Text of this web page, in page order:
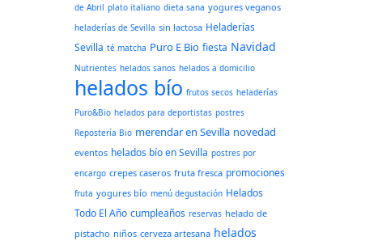
de Abril plato italiano dieta sana yogures veganos
heladerías de Sevilla sin lactosa Heladerías
Sevilla té matcha Puro E Bio fiesta Navidad
Nutrientes helados sanos helados a domicilio
helados bío frutos secos heladerías
Puro&Bio helados para deportistas postres
Repostería Bio merendar en Sevilla novedad
eventos helados bío en Sevilla postres por
encargo crepes caseros fruta fresca promociones
fruta yogures bío menú degustación Helados
Todo El Año cumpleaños reservas helado de
pistacho niños cerveza artesana helados